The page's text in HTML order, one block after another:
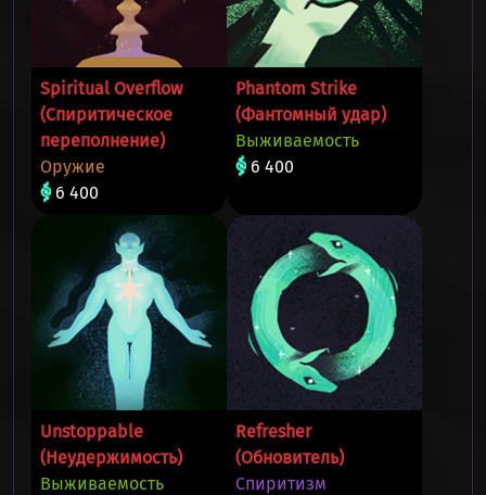
Spiritual Overflow
(Спиритическое
переполнение)
Оружие
6 400
Phantom Strike
(Фантомный удар)
Выживаемость
6 400
Unstoppable
(Неудержимость)
Выживаемость
Refresher
(Обновитель)
Спиритизм